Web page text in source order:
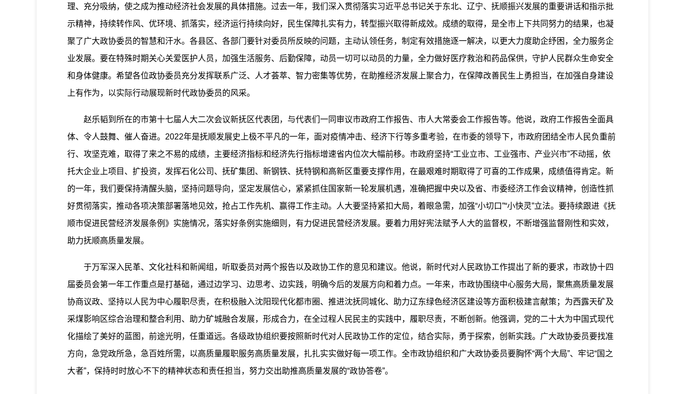
理、充分吸纳，使之成为推动经济社会发展的具体措施。过去一年，我们深入贯彻落实习近平总书记关于东北、辽宁、抚顺振兴发展的重要讲话和指示批
示精神，持续转作风、优环境、抓落实，经济运行持续向好，民生保障扎实有力，转型振兴取得新成效。成绩的取得，是全市上下共同努力的结果，也凝
聚了广大政协委员的智慧和汗水。各县区、各部门要针对委员所反映的问题，主动认领任务，制定有效措施逐一解决，以更大力度助企纾困，全力服务企
业发展。要在特殊时期关心关爱医护人员，加强生活服务、后勤保障，动员一切可以动员的力量，全力做好医疗救治和药品保供，守护人民群众生命安全
和身体健康。希望各位政协委员充分发挥联系广泛、人才荟萃、智力密集等优势，在助推经济发展上聚合力，在保障改善民生上勇担当，在加强自身建设
上有作为，以实际行动展现新时代政协委员的风采。
赵乐韬到所在的市第十七届人大二次会议新抚区代表团，与代表们一同审议市政府工作报告、市人大常委会工作报告等。他说，政府工作报告全面具
体、令人鼓舞、催人奋进。2022年是抚顺发展史上极不平凡的一年，面对疫情冲击、经济下行等多重考验，在市委的领导下，市政府团结全市人民负重前
行、攻坚克难，取得了来之不易的成绩，主要经济指标和经济先行指标增速省内位次大幅前移。市政府坚持“工业立市、工业强市、产业兴市”不动摇，依
托大企业上项目、扩投资，发挥石化公司、抚矿集团、新钢铁、抚特钢和高新区重要支撑作用，在最艰难时期取得了可喜的工作成果，成绩值得肯定。新
的一年，我们要保持清醒头脑，坚持问题导向，坚定发展信心，紧紧抓住国家新一轮发展机遇，准确把握中央以及省、市委经济工作会议精神，创造性抓
好贯彻落实，推动各项决策部署落地见效，抢占工作先机、赢得工作主动。人大要坚持紧扣大局，着眼急需，加强“小切口”“小快灵”立法。要持续跟进《抚
顺市促进民营经济发展条例》实施情况，落实好条例实施细则，有力促进民营经济发展。要着力用好宪法赋予人大的监督权，不断增强监督刚性和实效，
助力抚顺高质量发展。
于万军深入民革、文化社科和新闻组，听取委员对两个报告以及政协工作的意见和建议。他说，新时代对人民政协工作提出了新的要求，市政协十四
届委员会第一年工作重点是打基础，通过边学习、边思考、边实践，明确今后的发展方向和着力点。一年来，市政协围绕中心服务大局，聚焦高质量发展
协商议政、坚持以人民为中心履职尽责，在积极融入沈阳现代化都市圈、推进沈抚同城化、助力辽东绿色经济区建设等方面积极建言献策；为西露天矿及
采煤影响区综合治理和整合利用、助力矿城融合发展，形成合力，在全过程人民民主的实践中，履职尽责，不断创新。他强调，党的二十大为中国式现代
化描绘了美好的蓝图，前途光明，任重道远。各级政协组织要按照新时代对人民政协工作的定位，结合实际，勇于探索，创新实践。广大政协委员要找准
方向，急党政所急，急百姓所需，以高质量履职服务高质量发展，扎扎实实做好每一项工作。全市政协组织和广大政协委员要胸怀“两个大局”、牢记“国之
大者”，保持时时放心不下的精神状态和责任担当，努力交出助推高质量发展的“政协答卷”。